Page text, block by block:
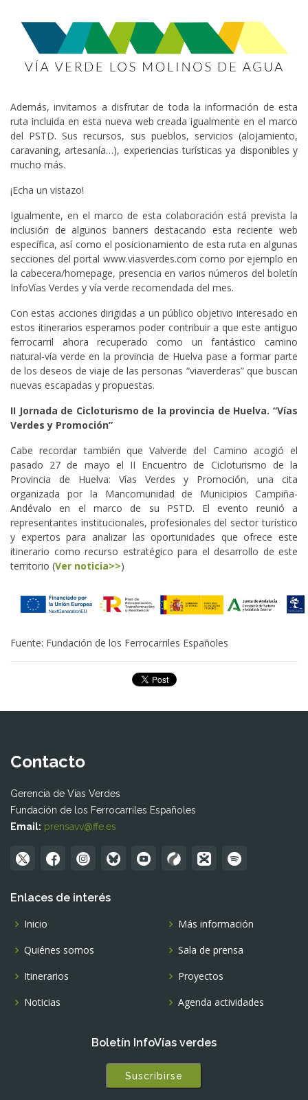
Además, invitamos a disfrutar de toda la información de esta
ruta incluida en esta nueva web creada igualmente en el marco
del PSTD. Sus recursos, sus pueblos, servicios (alojamiento,
caravaning, artesanía…), experiencias turísticas ya disponibles y
mucho más.
¡Echa un vistazo!
Igualmente, en el marco de esta colaboración está prevista la
inclusión de algunos banners destacando esta reciente web
específica, así como el posicionamiento de esta ruta en algunas
secciones del portal www.viasverdes.com como por ejemplo en
la cabecera/homepage, presencia en varios números del boletín
InfoVías Verdes y vía verde recomendada del mes.
Con estas acciones dirigidas a un público objetivo interesado en
estos itinerarios esperamos poder contribuir a que este antiguo
ferrocarril ahora recuperado como un fantástico camino
natural-vía verde en la provincia de Huelva pase a formar parte
de los deseos de viaje de las personas “viaverderas” que buscan
nuevas escapadas y propuestas.
II Jornada de Cicloturismo de la provincia de Huelva. “Vías
Verdes y Promoción”
Cabe recordar también que Valverde del Camino acogió el
pasado 27 de mayo el II Encuentro de Cicloturismo de la
Provincia de Huelva: Vías Verdes y Promoción, una cita
organizada por la Mancomunidad de Municipios Campiña-
Andévalo en el marco de su PSTD. El evento reunió a
representantes institucionales, profesionales del sector turístico
y expertos para analizar las oportunidades que ofrece este
itinerario como recurso estratégico para el desarrollo de este
territorio (Ver noticia>>)
Fuente: Fundación de los Ferrocarriles Españoles
Contacto
Gerencia de Vías Verdes
Fundación de los Ferrocarriles Españoles
Email: prensavv@ffe.es
Enlaces de interés
Inicio
Quiénes somos
Itinerarios
Noticias
Más información
Sala de prensa
Proyectos
Agenda actividades
Boletín InfoVías verdes
Suscribirse